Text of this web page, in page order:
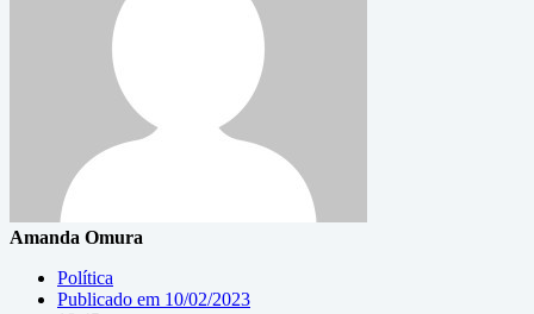
Amanda Omura
Política
Publicado em 10/02/2023